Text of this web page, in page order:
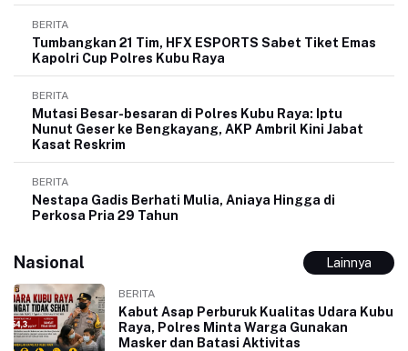
BERITA
Tumbangkan 21 Tim, HFX ESPORTS Sabet Tiket Emas
Kapolri Cup Polres Kubu Raya
BERITA
Mutasi Besar-besaran di Polres Kubu Raya: Iptu
Nunut Geser ke Bengkayang, AKP Ambril Kini Jabat
Kasat Reskrim
BERITA
Nestapa Gadis Berhati Mulia, Aniaya Hingga di
Perkosa Pria 29 Tahun
Nasional Lainnya
BERITA
Kabut Asap Perburuk Kualitas Udara Kubu
Raya, Polres Minta Warga Gunakan
Masker dan Batasi Aktivitas